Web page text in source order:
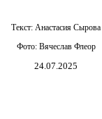
Текст: Анастасия Сырова
Фото: Вячеслав Флеор
24.07.2025